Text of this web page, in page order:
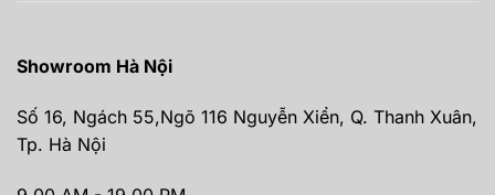
Showroom Hà Nội
Số 16, Ngách 55,Ngõ 116 Nguyễn Xiển, Q. Thanh Xuân,
Tp. Hà Nội